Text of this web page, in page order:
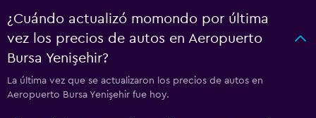
¿Cuándo actualizó momondo por última
vez los precios de autos en Aeropuerto
Bursa Yenişehir?
La última vez que se actualizaron los precios de autos en
Aeropuerto Bursa Yenişehir fue hoy.